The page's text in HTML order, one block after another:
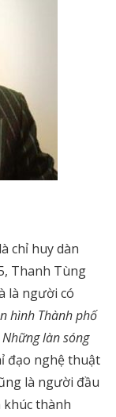
chỉ huy dàn
Thanh Tùng
là người có
hình Thành phố
Những làn sóng
đạo nghệ thuật
là người đầu
khúc thành